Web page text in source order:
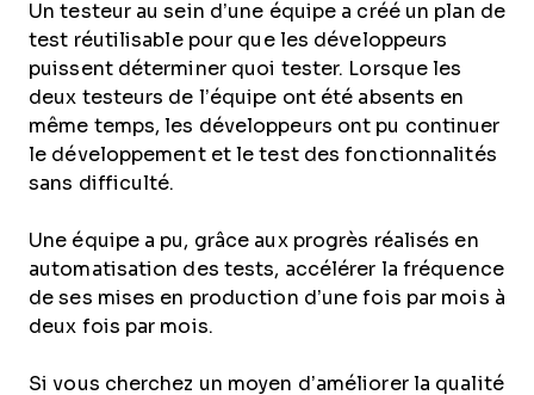
Un testeur au sein d’une équipe a créé un plan de
test réutilisable pour que les développeurs
puissent déterminer quoi tester. Lorsque les
deux testeurs de l’équipe ont été absents en
même temps, les développeurs ont pu continuer
le développement et le test des fonctionnalités
sans difficulté.
Une équipe a pu, grâce aux progrès réalisés en
automatisation des tests, accélérer la fréquence
de ses mises en production d’une fois par mois à
deux fois par mois.
Si vous cherchez un moyen d’améliorer la qualité